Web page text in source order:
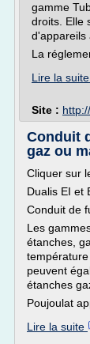
gamme
droits. Elle
d'appareils
La
Lire la suite
Site :
Conduit
gaz ou
Cliquer sur
Dualis EI et
Conduit de
Les
étanches,
peuvent
étanches
Poujoulat
Lire la suite